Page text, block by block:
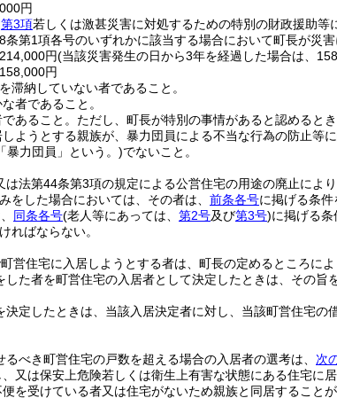
円
第3項若しくは激甚災害に対処するための特別の財政援助等
第1項各号のいずれかに該当する場合において町長が災
円(当該災害発生の日から3年を経過した場合は、
円
を滞納していない者であること。
者であること。
あること。 ただし、町長が特別の事情があると認めると
ようとする親族が、暴力団員による不当な行為の防止等
暴力団員」という。)でないこと。
法第44条第3項の規定による公営住宅の用途の廃止によ
をした場合においては、その者は、 前条各号に掲げる条件
同条各号(老人等にあっては、 第2号及び第3号)に掲げる条
ればならない。
営住宅に入居しようとする者は、町長の定めるところに
した者を町営住宅の入居者として決定したときは、その旨
定したときは、当該入居決定者に対し、当該町営住宅
べき町営住宅の戸数を超える場合の入居者の選考は、 次
又は保安上危険若しくは衛生上有害な状態にある住宅に
を受けている者又は住宅がないため親族と同居すること